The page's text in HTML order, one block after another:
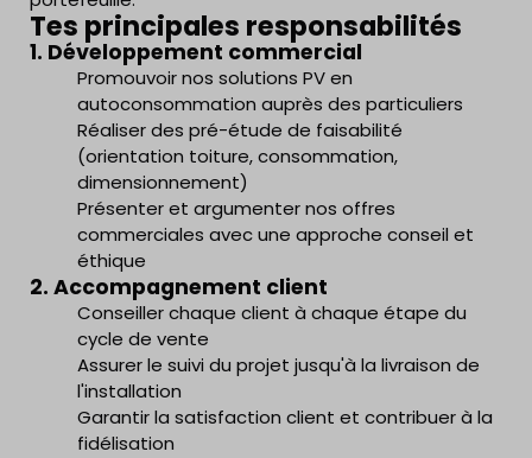
Tes principales responsabilités
1. Développement commercial
Promouvoir nos solutions PV en
autoconsommation auprès des particuliers
Réaliser des pré-étude de faisabilité
(orientation toiture, consommation,
dimensionnement)
Présenter et argumenter nos offres
commerciales avec une approche conseil et
éthique
2. Accompagnement client
Conseiller chaque client à chaque étape du
cycle de vente
Assurer le suivi du projet jusqu'à la livraison de
l'installation
Garantir la satisfaction client et contribuer à la
fidélisation